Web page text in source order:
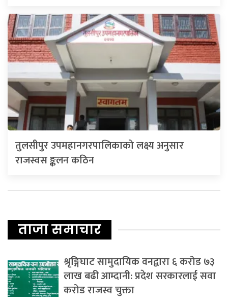
तुलसीपुर उपमहानगरपालिकाको लक्ष्य अनुसार
राजस्वस ङ्कलन कठिन
ताजा समाचार
श्रृङ्गिघाट सामुदायिक वनद्वारा ६ करोड ७३
लाख बढी आम्दानी: प्रदेश सरकारलाई सवा
करोड राजस्व चुक्ता